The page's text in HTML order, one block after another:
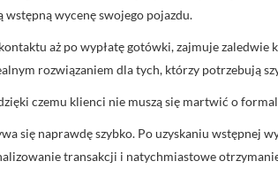
wycenę swojego pojazdu.
aż po wypłatę gotówki, zajmuje
rozwiązaniem dla tych, którzy potrzebują
czemu klienci nie muszą się martwić o
się naprawdę szybko. Po uzyskaniu wstępnej
transakcji i natychmiastowe